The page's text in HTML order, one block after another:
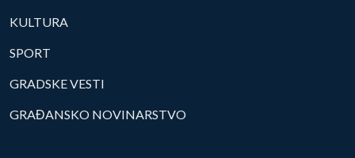
KULTURA
SPORT
GRADSKE VESTI
GRAĐANSKO NOVINARSTVO